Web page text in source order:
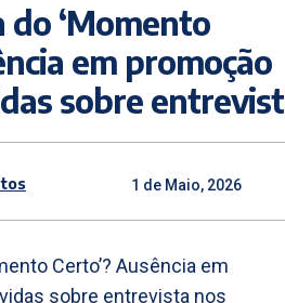
do ‘Momento
em promoção
sobre
1 de Maio, 2026
Certo’? Ausência em
sobre entrevista nos